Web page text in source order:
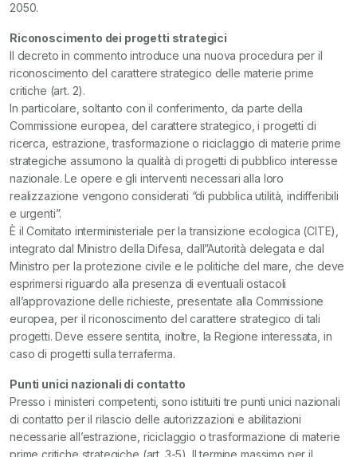
2050.
Riconoscimento dei progetti strategici
Il decreto in commento introduce una nuova procedura per il
riconoscimento del carattere strategico delle materie prime
critiche (art. 2).
In particolare, soltanto con il conferimento, da parte della
Commissione europea, del carattere strategico, i progetti di
ricerca, estrazione, trasformazione o riciclaggio di materie prime
strategiche assumono la qualità di progetti di pubblico interesse
nazionale. Le opere e gli interventi necessari alla loro
realizzazione vengono considerati “di pubblica utilità, indifferibili
e urgenti”.
È il Comitato interministeriale per la transizione ecologica (CITE),
integrato dal Ministro della Difesa, dall”Autorità delegata e dal
Ministro per la protezione civile e le politiche del mare, che deve
esprimersi riguardo alla presenza di eventuali ostacoli
all’approvazione delle richieste, presentate alla Commissione
europea, per il riconoscimento del carattere strategico di tali
progetti. Deve essere sentita, inoltre, la Regione interessata, in
caso di progetti sulla terraferma.
Punti unici nazionali di contatto
Presso i ministeri competenti, sono istituiti tre punti unici nazionali
di contatto per il rilascio delle autorizzazioni e abilitazioni
necessarie all’estrazione, riciclaggio o trasformazione di materie
prime critiche strategiche (art. 3-5). Il termine massimo per il